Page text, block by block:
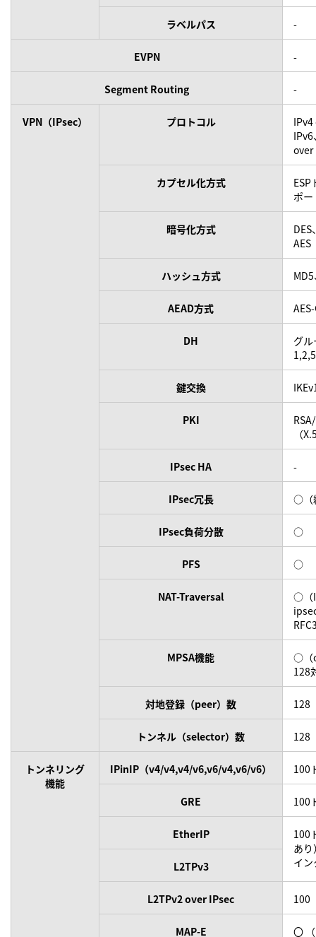
ラベルパス -
EVPN -
Segment Routing -
VPN（IPsec） プロトコル
over
カプセル化方式
ESP
ポ
暗号化方式
DES
AES
ハッシュ方式
AEAD方式
DH
グル
鍵交換
PKI
（
IPsec HA -
IPsec冗長 ○（
IPsec負荷分散 ○
PFS ○
NAT-Traversal
○（
MPSA機能
○（
128
対地登録（peer）数 128
トンネル（selector）数 128
トンネリング
機能
IPinIP（v4/v4,v4/v6,v6/v4,v6/v6） 100
GRE 100
EtherIP
100
あ
イ
L2TPv3
L2TPv2 over IPsec 100
MAP-E
〇